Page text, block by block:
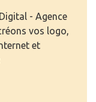
- Agence
vos logo,
et